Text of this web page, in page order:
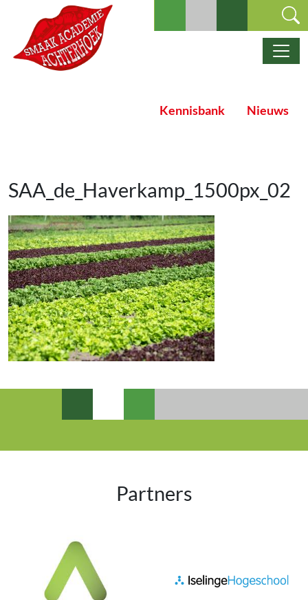
Ga naar de inhoud
Hoofdnavigatie
Kennisbank Nieuws
SAA_de_Haverkamp_1500px_02
Partners